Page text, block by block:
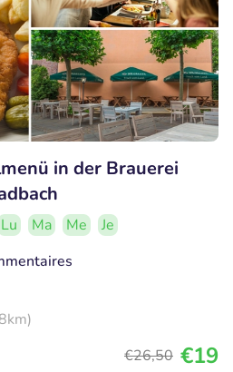
in der Brauerei
Lu Ma Me
Je
€26,50 €19